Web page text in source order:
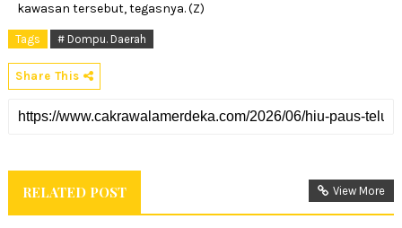
kawasan tersebut, tegasnya. (Z)
Tags # Dompu. Daerah
Share This
RELATED POST View More